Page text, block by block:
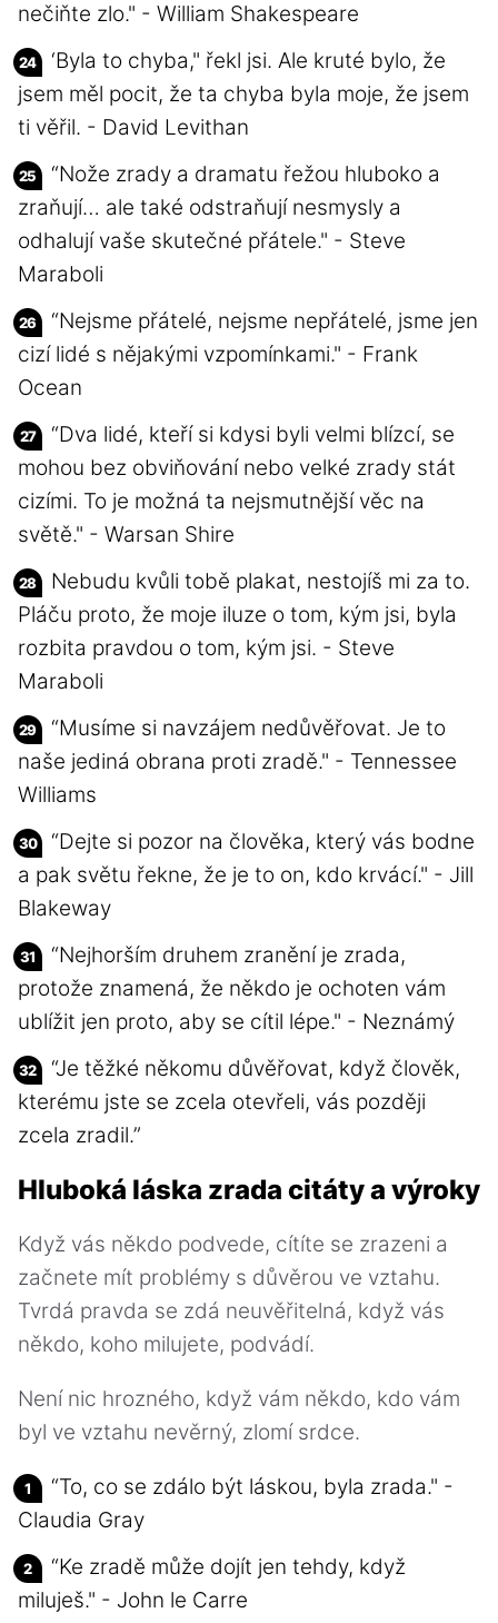
nečiňte zlo." - William Shakespeare
‘Byla to chyba," řekl jsi. Ale kruté bylo, že
jsem měl pocit, že ta chyba byla moje, že jsem
ti věřil. - David Levithan
“Nože zrady a dramatu řežou hluboko a
zraňují… ale také odstraňují nesmysly a
odhalují vaše skutečné přátele." - Steve
Maraboli
“Nejsme přátelé, nejsme nepřátelé, jsme jen
cizí lidé s nějakými vzpomínkami." - Frank
Ocean
“Dva lidé, kteří si kdysi byli velmi blízcí, se
mohou bez obviňování nebo velké zrady stát
cizími. To je možná ta nejsmutnější věc na
světě." - Warsan Shire
Nebudu kvůli tobě plakat, nestojíš mi za to.
Pláču proto, že moje iluze o tom, kým jsi, byla
rozbita pravdou o tom, kým jsi. - Steve
Maraboli
“Musíme si navzájem nedůvěřovat. Je to
naše jediná obrana proti zradě." - Tennessee
Williams
“Dejte si pozor na člověka, který vás bodne
a pak světu řekne, že je to on, kdo krvácí." - Jill
Blakeway
“Nejhorším druhem zranění je zrada,
protože znamená, že někdo je ochoten vám
ublížit jen proto, aby se cítil lépe." - Neznámý
“Je těžké někomu důvěřovat, když člověk,
kterému jste se zcela otevřeli, vás později
zcela zradil.”
Hluboká láska zrada citáty a výroky
Když vás někdo podvede, cítíte se zrazeni a
začnete mít problémy s důvěrou ve vztahu.
Tvrdá pravda se zdá neuvěřitelná, když vás
někdo, koho milujete, podvádí.
Není nic hrozného, když vám někdo, kdo vám
byl ve vztahu nevěrný, zlomí srdce.
“To, co se zdálo být láskou, byla zrada." -
Claudia Gray
“Ke zradě může dojít jen tehdy, když
miluješ." - John le Carre